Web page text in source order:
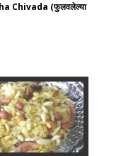
Chivada (फुलवलेल्या